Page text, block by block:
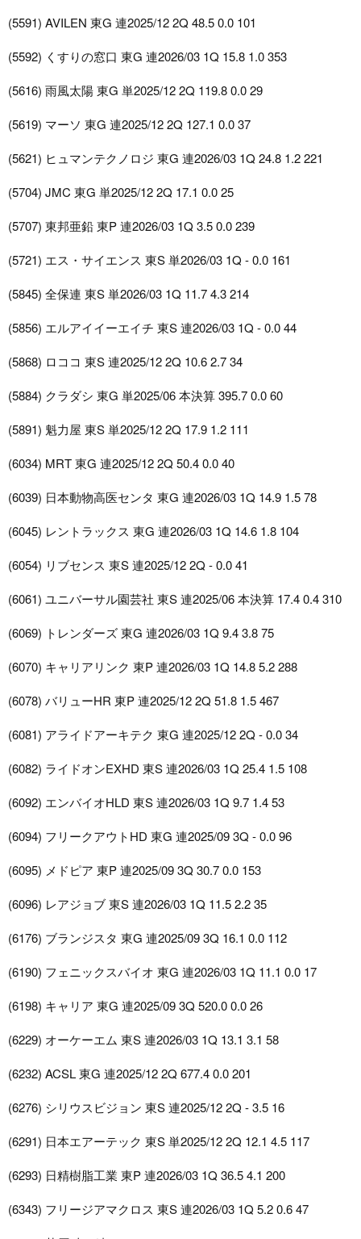
(5591) AVILEN 東G 連2025/12 2Q 48.5 0.0 101
(5592) くすりの窓口 東G 連2026/03 1Q 15.8 1.0 353
(5616) 雨風太陽 東G 単2025/12 2Q 119.8 0.0 29
(5619) マーソ 東G 連2025/12 2Q 127.1 0.0 37
(5621) ヒュマンテクノロジ 東G 連2026/03 1Q 24.8 1.2 221
(5704) JMC 東G 単2025/12 2Q 17.1 0.0 25
(5707) 東邦亜鉛 東P 連2026/03 1Q 3.5 0.0 239
(5721) エス・サイエンス 東S 単2026/03 1Q - 0.0 161
(5845) 全保連 東S 単2026/03 1Q 11.7 4.3 214
(5856) エルアイイーエイチ 東S 連2026/03 1Q - 0.0 44
(5868) ロココ 東S 連2025/12 2Q 10.6 2.7 34
(5884) クラダシ 東G 単2025/06 本決算 395.7 0.0 60
(5891) 魁力屋 東S 単2025/12 2Q 17.9 1.2 111
(6034) MRT 東G 連2025/12 2Q 50.4 0.0 40
(6039) 日本動物高医センタ 東G 連2026/03 1Q 14.9 1.5 78
(6045) レントラックス 東G 連2026/03 1Q 14.6 1.8 104
(6054) リブセンス 東S 連2025/12 2Q - 0.0 41
(6061) ユニバーサル園芸社 東S 連2025/06 本決算 17.4 0.4 310
(6069) トレンダーズ 東G 連2026/03 1Q 9.4 3.8 75
(6070) キャリアリンク 東P 連2026/03 1Q 14.8 5.2 288
(6078) バリューHR 東P 連2025/12 2Q 51.8 1.5 467
(6081) アライドアーキテク 東G 連2025/12 2Q - 0.0 34
(6082) ライドオンEXHD 東S 連2026/03 1Q 25.4 1.5 108
(6092) エンバイオHLD 東S 連2026/03 1Q 9.7 1.4 53
(6094) フリークアウトHD 東G 連2025/09 3Q - 0.0 96
(6095) メドピア 東P 連2025/09 3Q 30.7 0.0 153
(6096) レアジョブ 東S 連2026/03 1Q 11.5 2.2 35
(6176) ブランジスタ 東G 連2025/09 3Q 16.1 0.0 112
(6190) フェニックスバイオ 東G 連2026/03 1Q 11.1 0.0 17
(6198) キャリア 東G 連2025/09 3Q 520.0 0.0 26
(6229) オーケーエム 東S 連2026/03 1Q 13.1 3.1 58
(6232) ACSL 東G 連2025/12 2Q 677.4 0.0 201
(6276) シリウスビジョン 東S 連2025/12 2Q - 3.5 16
(6291) 日本エアーテック 東S 単2025/12 2Q 12.1 4.5 117
(6293) 日精樹脂工業 東P 連2026/03 1Q 36.5 4.1 200
(6343) フリージアマクロス 東S 連2026/03 1Q 5.2 0.6 47